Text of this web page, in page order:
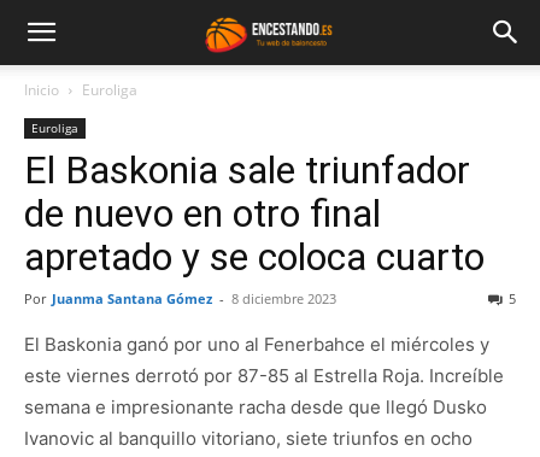
Inicio Euroliga
Euroliga
El Baskonia sale triunfador
de nuevo en otro final
apretado y se coloca cuarto
Por Juanma Santana Gómez - 8 diciembre 2023 5
El Baskonia ganó por uno al Fenerbahce el miércoles y
este viernes derrotó por 87-85 al Estrella Roja. Increíble
semana e impresionante racha desde que llegó Dusko
Ivanovic al banquillo vitoriano, siete triunfos en ocho